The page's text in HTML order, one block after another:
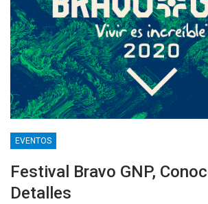
EVENTOS
Festival Bravo GNP,
Detalles